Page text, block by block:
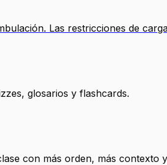
Las restricciones de
glosarios y flashcards.
con más orden, más contexto